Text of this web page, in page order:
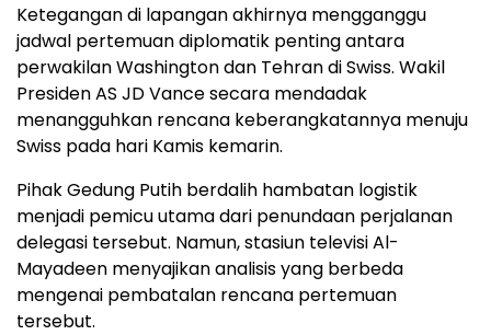
Ketegangan di lapangan akhirnya mengganggu
jadwal pertemuan diplomatik penting antara
perwakilan Washington dan Tehran di Swiss. Wakil
Presiden AS JD Vance secara mendadak
menangguhkan rencana keberangkatannya menuju
Swiss pada hari Kamis kemarin.
Pihak Gedung Putih berdalih hambatan logistik
menjadi pemicu utama dari penundaan perjalanan
delegasi tersebut. Namun, stasiun televisi Al-
Mayadeen menyajikan analisis yang berbeda
mengenai pembatalan rencana pertemuan
tersebut.